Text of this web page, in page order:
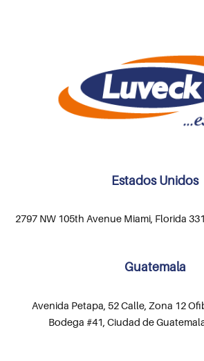
Estados Unidos
2797 NW 105th Avenue Miami, Florida
Guatemala
Avenida Petapa, 52 Calle, Zona 12
Bodega #41, Ciudad de